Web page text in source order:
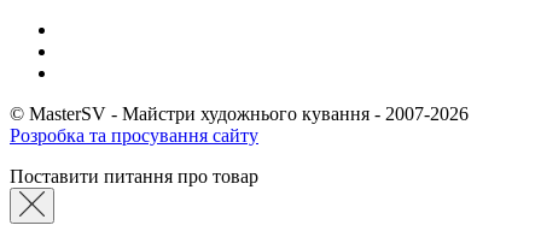
© MasterSV - Майстри художнього кування - 2007-2026
Розробка та просування сайту
Поставити питання про товар